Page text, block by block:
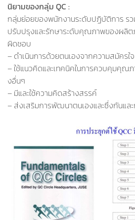
นิยามของกลุ่ม QC :
กลุ่มย่อยของพนักงานระดับปฏิบัติการ ร
ปรับปรุงและรักษาระดับคุณภาพของผลิ
ผิดชอบ
– ดำเนินการด้วยตนเองจากความสมัครใจ
– ใช้แนวคิดและเทคนิคในการควบคุมคุณ
งอื่นๆ
– มีและใช้ความคิดสร้างสรรค์
– ส่งเสริมการพัฒนาตนเองและซึ่งกันแล